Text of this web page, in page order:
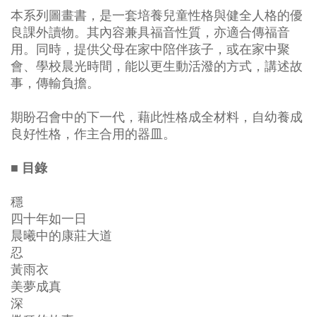
本系列圖畫書，是一套培養兒童性格與健全人格的優
良課外讀物。其內容兼具福音性質，亦適合傳福音
用。同時，提供父母在家中陪伴孩子，或在家中聚
會、學校晨光時間，能以更生動活潑的方式，講述故
事，傳輸負擔。
期盼召會中的下一代，藉此性格成全材料，自幼養成
良好性格，作主合用的器皿。
■ 目錄
穩
四十年如一日
晨曦中的康莊大道
忍
黃雨衣
美夢成真
深